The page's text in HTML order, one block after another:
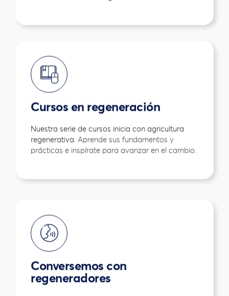
Cursos en regeneración
Nuestra serie de cursos inicia con agricultura
regenerativa. Aprende sus fundamentos y
prácticas e inspírate para avanzar en el cambio.
Conversemos con
regeneradores